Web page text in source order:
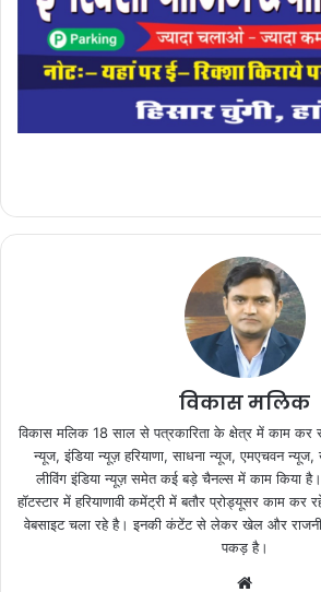
विकास मलिक
विकास मलिक 18 साल से पत्रकारिता के क्षेत्र में काम कर
न्यूज, इंडिया न्यूज़ हरियाणा, साधना न्यूज, एमएचवन
लीविंग इंडिया न्यूज़ समेत कई बड़े चैनल्स में काम किया
हॉटस्टार में हरियाणावी कमेंट्री में बतौर प्रोड्यूसर काम
वेबसाइट चला रहे है। इनकी कंटेंट से लेकर खेल और
पकड़ है।